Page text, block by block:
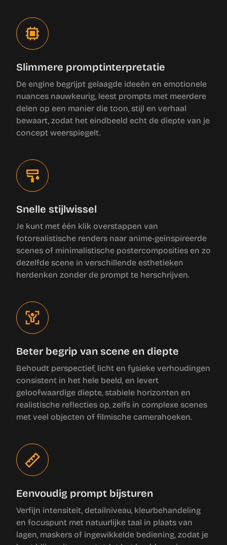
Slimmere promptinterpretatie
De engine begrijpt gelaagde ideeën en emotionele
nuances nauwkeurig, leest prompts met meerdere
delen op een manier die toon, stijl en verhaal
bewaart, zodat het eindbeeld echt de diepte van je
concept weerspiegelt.
Snelle stijlwissel
Je kunt met één klik overstappen van
fotorealistische renders naar anime-geïnspireerde
scenes of minimalistische postercomposities en zo
dezelfde scene in verschillende esthetieken
herdenken zonder de prompt te herschrijven.
Beter begrip van scene en diepte
Behoudt perspectief, licht en fysieke verhoudingen
consistent in het hele beeld, en levert
geloofwaardige diepte, stabiele horizonten en
realistische reflecties op, zelfs in complexe scenes
met veel objecten of filmische camerahoeken.
Eenvoudig prompt bijsturen
Verfijn intensiteit, detailniveau, kleurbehandeling
en focuspunt met natuurlijke taal in plaats van
lagen, maskers of ingewikkelde bediening, zodat je